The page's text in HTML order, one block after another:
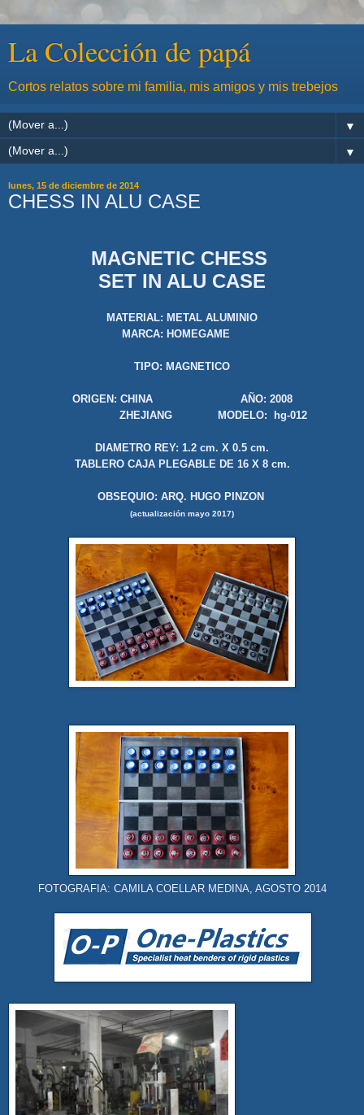
La Colección de papá
Cortos relatos sobre mi familia, mis amigos y mis trebejos
▼
▼
lunes, 15 de diciembre de 2014
CHESS IN ALU CASE
MAGNETIC CHESS
SET IN ALU CASE
MATERIAL: METAL ALUMINIO
MARCA: HOMEGAME
TIPO: MAGNETICO
ORIGEN: CHINA AÑO: 2008
ZHEJIANG MODELO: hg-012
DIAMETRO REY: 1.2 cm. X 0.5 cm.
TABLERO CAJA PLEGABLE DE 16 X 8 cm.
OBSEQUIO: ARQ. HUGO PINZON
(actualización mayo 2017)
FOTOGRAFIA: CAMILA COELLAR MEDINA, AGOSTO 2014